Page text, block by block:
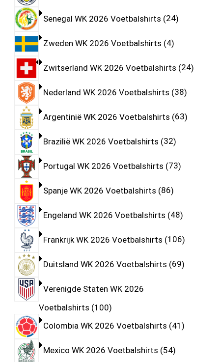
Senegal WK 2026 Voetbalshirts 24
Zweden WK 2026 Voetbalshirts 4
Zwitserland WK 2026 Voetbalshirts 24
Nederland WK 2026 Voetbalshirts 38
Argentinië WK 2026 Voetbalshirts 63
Brazilië WK 2026 Voetbalshirts 32
Portugal WK 2026 Voetbalshirts 73
Spanje WK 2026 Voetbalshirts 86
Engeland WK 2026 Voetbalshirts 48
Frankrijk WK 2026 Voetbalshirts 106
Duitsland WK 2026 Voetbalshirts 69
Verenigde Staten WK 2026
Voetbalshirts 100
Colombia WK 2026 Voetbalshirts 41
Mexico WK 2026 Voetbalshirts 54